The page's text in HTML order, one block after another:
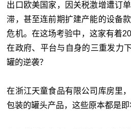
出口欧美国家，因关税激增遭订
滞，甚至连前期扩建产能的设备
危机。在这场考验中，这家有着
在政府、平台与自身的三重发力
罐的逆袭？
在浙江天童食品有限公司库房里
包装的罐头产品，这些原本都是即